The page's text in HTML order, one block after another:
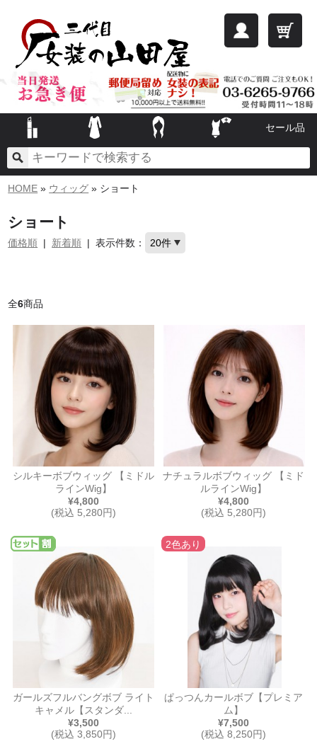
セール品
HOME » ウィッグ » ショート
ショート
価格順 | 新着順 |表示件数：
全6商品
シルキーボブウィッグ 【ミドル
ラインWig】
¥4,800
(税込 5,280円)
ナチュラルボブウィッグ 【ミド
ルラインWig】
¥4,800
(税込 5,280円)
ガールズフルバングボブ ライト
キャメル【スタンダ...
¥3,500
(税込 3,850円)
2色あり
ぱっつんカールボブ【プレミア
ム】
¥7,500
(税込 8,250円)